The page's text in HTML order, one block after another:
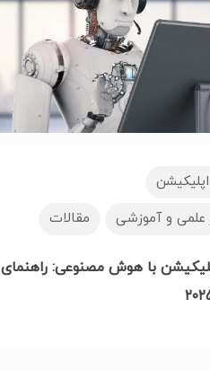
علمی و آموزشی
مقالات
با هوش مصنوعی: راهنمای